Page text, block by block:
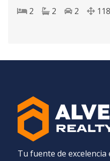
2 2 2 118
Tu fuente de